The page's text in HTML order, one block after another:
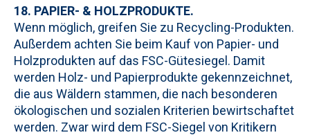
18. PAPIER- & HOLZPRODUKTE.
Wenn möglich, greifen Sie zu Recycling-Produkten.
Außerdem achten Sie beim Kauf von Papier- und
Holzprodukten auf das FSC-Gütesiegel. Damit
werden Holz- und Papierprodukte gekennzeichnet,
die aus Wäldern stammen, die nach besonderen
ökologischen und sozialen Kriterien bewirtschaftet
werden. Zwar wird dem FSC-Siegel von Kritikern